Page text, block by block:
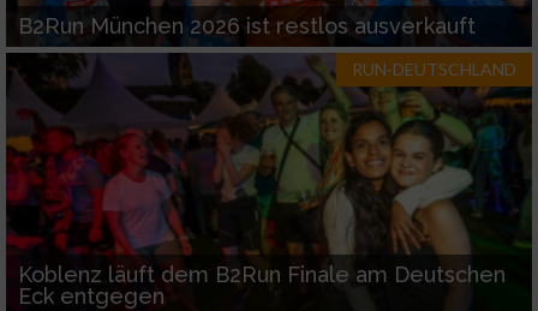
B2Run München 2026 ist restlos ausverkauft
RUN-DEUTSCHLAND
Koblenz läuft dem B2Run Finale am Deutschen
Eck entgegen